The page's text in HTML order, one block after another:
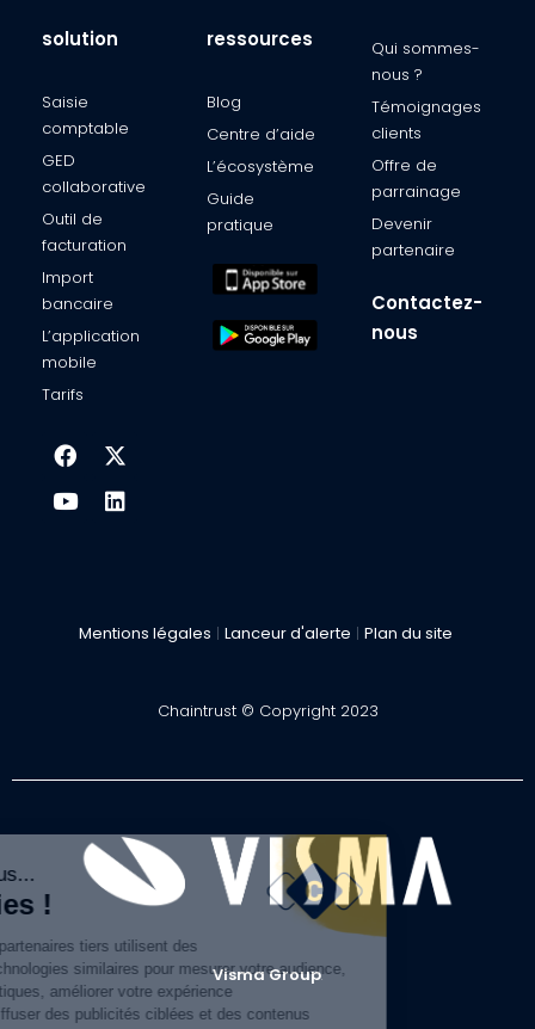
solution
Saisie
comptable​
GED
collaborative
Outil de
facturation​
Import
bancaire​
L’application
mobile​
Tarifs
ressources
Blog
Centre d’aide​
L’écosystème​
Guide
pratique
Qui sommes-
nous ?​
Témoignages
clients​
Offre de
parrainage
Devenir
partenaire​
Contactez-
nous
Mentions légales | Lanceur d'alerte | Plan du site
Chaintrust © Copyright 2023
Visma Group.